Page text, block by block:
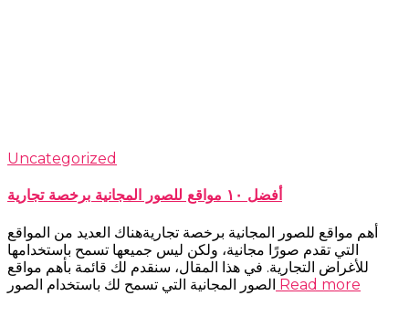
Uncategorized
أفضل ١٠ مواقع للصور المجانية برخصة تجارية
أهم مواقع للصور المجانية برخصة تجاريةهناك العديد من المواقع
التي تقدم صورًا مجانية، ولكن ليس جميعها تسمح باستخدامها
للأغراض التجارية. في هذا المقال، سنقدم لك قائمة بأهم مواقع
الصور المجانية التي تسمح لك باستخدام الصور Read more